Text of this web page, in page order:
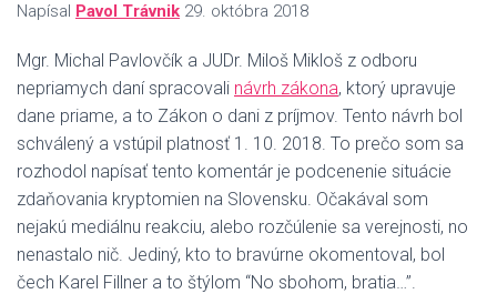
Napísal Pavol Trávnik 29. októbra 2018
Mgr. Michal Pavlovčík a JUDr. Miloš Mikloš z odboru
nepriamych daní spracovali návrh zákona, ktorý upravuje
dane priame, a to Zákon o dani z príjmov. Tento návrh bol
schválený a vstúpil platnosť 1. 10. 2018. To prečo som sa
rozhodol napísať tento komentár je podcenenie situácie
zdaňovania kryptomien na Slovensku. Očakával som
nejakú mediálnu reakciu, alebo rozčúlenie sa verejnosti, no
nenastalo nič. Jediný, kto to bravúrne okomentoval, bol
čech Karel Fillner a to štýlom “No sbohom, bratia…”.